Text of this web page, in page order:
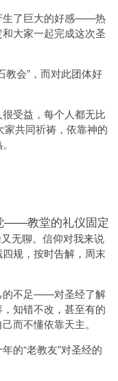
生了巨大的好感——热
大家一起完成这次圣
教会”，而对此团体好
受益，每个人都无比
共同祈祷，依靠神的
——教堂的礼仪固定
无聊。信仰对我来说
规，按时告解，周末
的不足——对圣经了解
知错不改，甚至有的
而不懂依靠天主。
的“老教友”对圣经的